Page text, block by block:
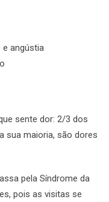
e angústia
sente dor: 2/3 dos
sua maioria, são dores
pela Síndrome da
pois as visitas se